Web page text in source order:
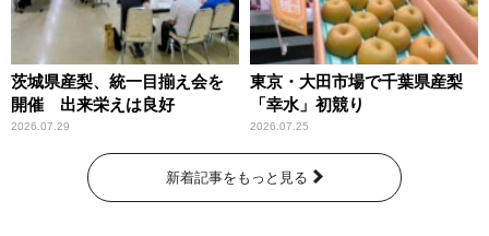
茨城県産梨、統一目揃え会を
開催 出来栄えは良好
2026.07.29
東京・大田市場で千葉県産梨
「幸水」初競り
2026.07.25
新着記事をもっと見る